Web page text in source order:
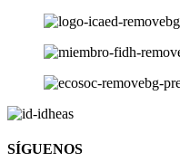
SÍGUENOS